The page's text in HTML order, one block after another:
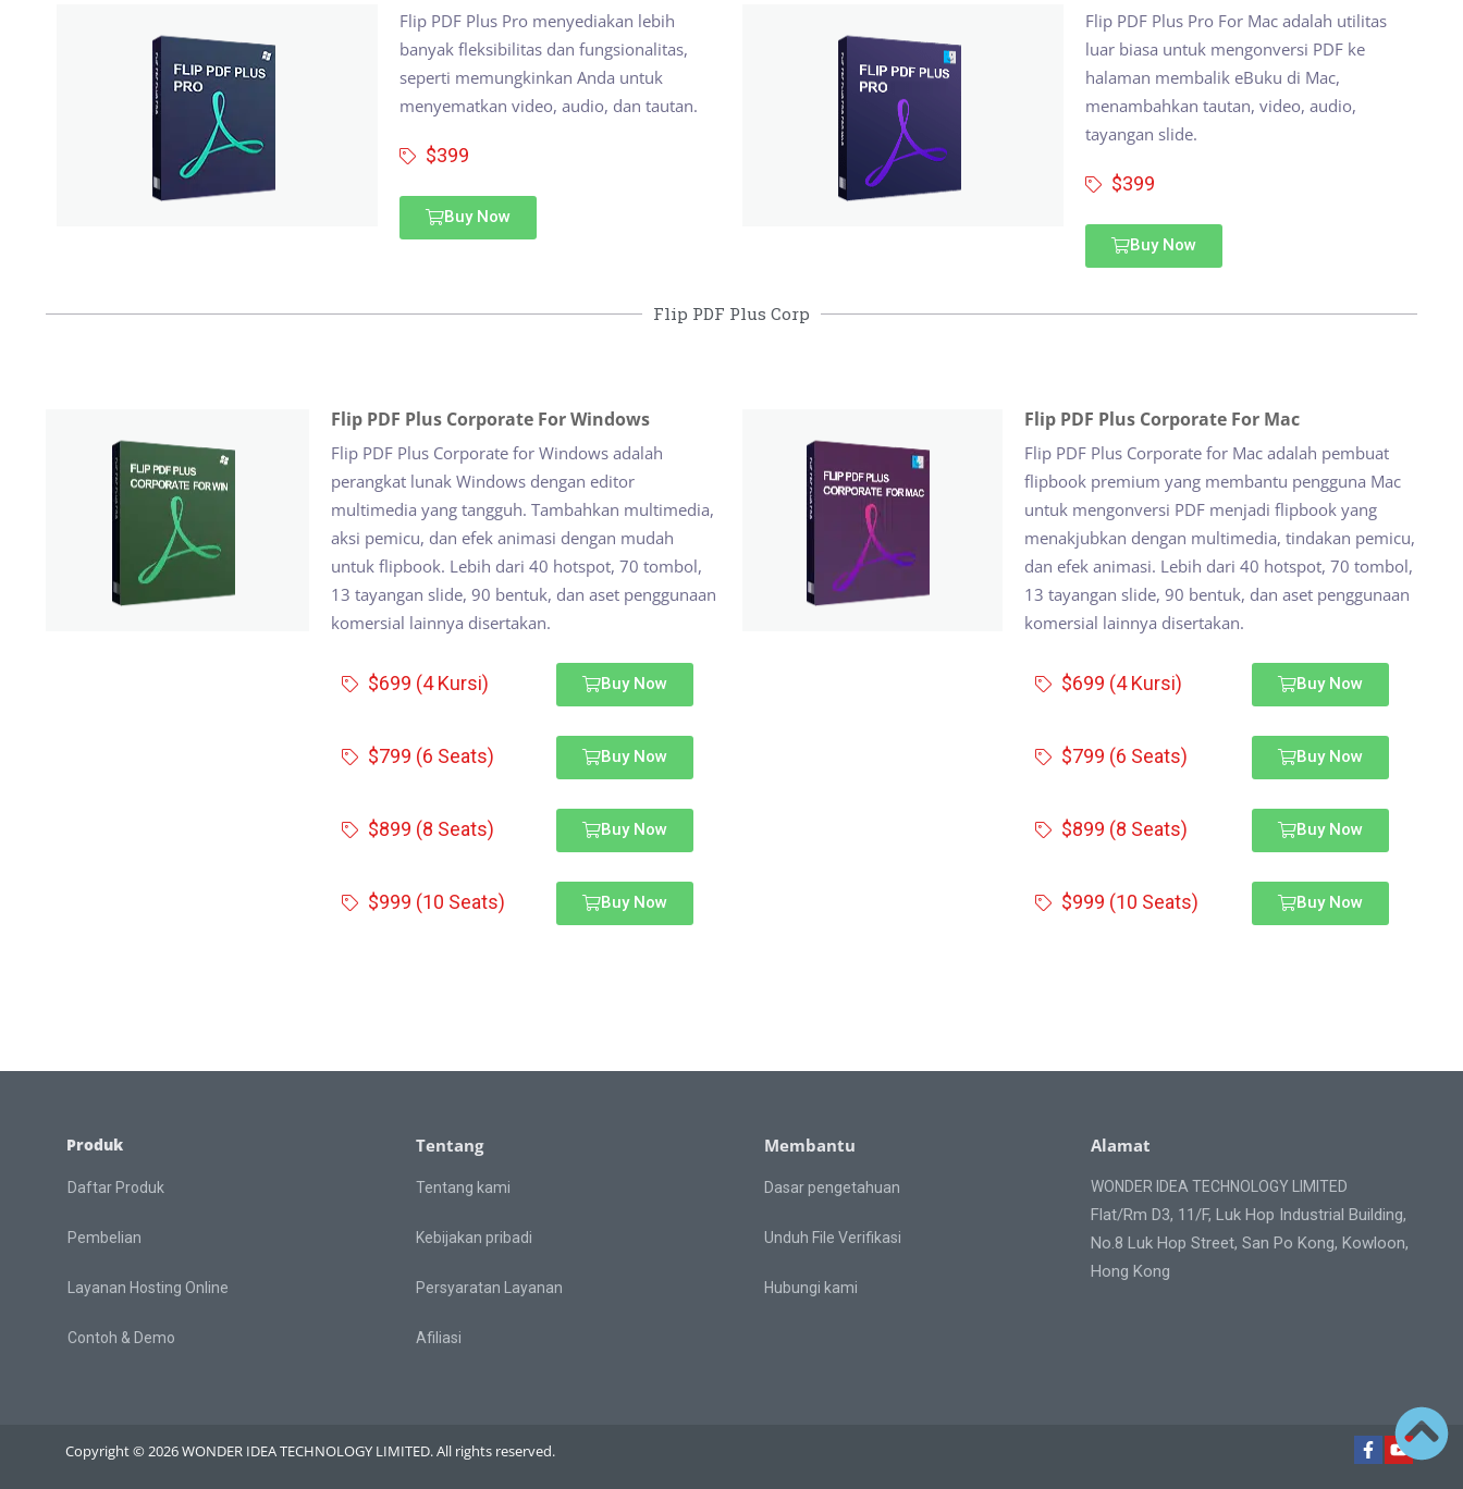
Flip PDF Plus Pro menyediakan lebih
banyak fleksibilitas dan fungsionalitas,
seperti memungkinkan Anda untuk
menyematkan video, audio, dan tautan.
$399
Buy Now
Flip PDF Plus Pro For Mac adalah utilitas
luar biasa untuk mengonversi PDF ke
halaman membalik eBuku di Mac,
menambahkan tautan, video, audio,
tayangan slide.
$399
Buy Now
Flip PDF Plus Corp
Flip PDF Plus Corporate For Windows
Flip PDF Plus Corporate for Windows adalah
perangkat lunak Windows dengan editor
multimedia yang tangguh. Tambahkan multimedia,
aksi pemicu, dan efek animasi dengan mudah
untuk flipbook. Lebih dari 40 hotspot, 70 tombol,
13 tayangan slide, 90 bentuk, dan aset penggunaan
komersial lainnya disertakan.
$699 (4 Kursi) Buy Now
$799 (6 Seats) Buy Now
$899 (8 Seats) Buy Now
$999 (10 Seats) Buy Now
Flip PDF Plus Corporate For Mac
Flip PDF Plus Corporate for Mac adalah pembuat
flipbook premium yang membantu pengguna Mac
untuk mengonversi PDF menjadi flipbook yang
menakjubkan dengan multimedia, tindakan pemicu,
dan efek animasi. Lebih dari 40 hotspot, 70 tombol,
13 tayangan slide, 90 bentuk, dan aset penggunaan
komersial lainnya disertakan.
$699 (4 Kursi) Buy Now
$799 (6 Seats) Buy Now
$899 (8 Seats) Buy Now
$999 (10 Seats) Buy Now
Produk
Daftar Produk
Pembelian
Layanan Hosting Online
Contoh & Demo
Tentang
Tentang kami
Kebijakan pribadi
Persyaratan Layanan
Afiliasi
Membantu
Dasar pengetahuan
Unduh File Verifikasi
Hubungi kami
Alamat
WONDER IDEA TECHNOLOGY LIMITED
Flat/Rm D3, 11/F, Luk Hop Industrial Building,
No.8 Luk Hop Street, San Po Kong, Kowloon,
Hong Kong
Copyright © 2026 WONDER IDEA TECHNOLOGY LIMITED. All rights reserved.